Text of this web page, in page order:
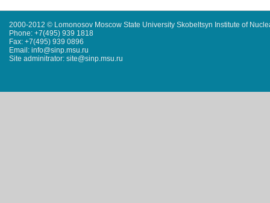
2000-2012 © Lomonosov Moscow State University Skobeltsyn Institute of
Phone: +7(495) 939 1818
Fax: +7(495) 939 0896
Email: info@sinp.msu.ru
Site adminitrator: site@sinp.msu.ru